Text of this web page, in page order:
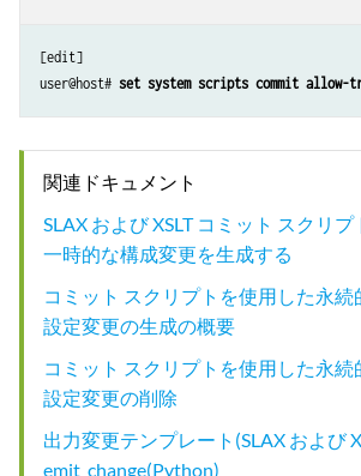
[edit]
user@host# set system scripts commit allow-
関連ドキュメント
SLAX および XSLT コミット スクリ
一時的な構成変更を生成する
コミット スクリプトを使用した永
設定変更の生成の概要
コミット スクリプトを使用した永
設定変更の削除
出力変更テンプレート(SLAX および
emit_change(Python)